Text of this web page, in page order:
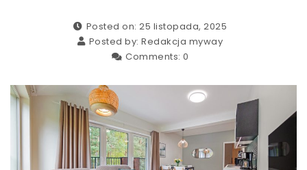
Posted on: 25 listopada, 2025
Posted by: Redakcja myway
Comments: 0